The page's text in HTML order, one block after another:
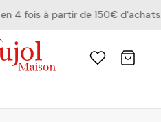
4 fois à partir de 150€ d'achats.